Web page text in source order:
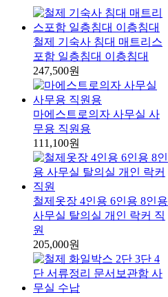
철제 기숙사 침대 매트리스
포함 일층침대 이층침대
247,500원
마에스트로의자 사무실 사
무용 직원용
111,100원
철제옷장 4인용 6인용 8인용
사무실 탈의실 개인 락커 직
원
205,000원